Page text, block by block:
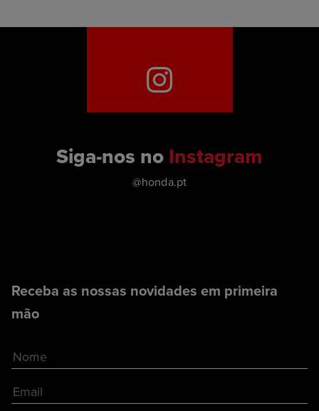
Siga-nos no Instagram
@honda.pt
Receba as nossas novidades em primeira
mão